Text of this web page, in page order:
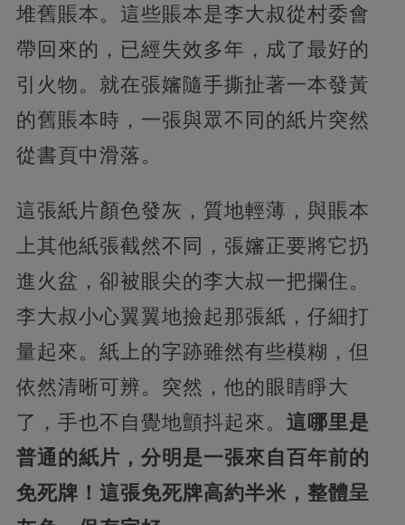
堆舊賬本。這些賬本是李大叔從村委會
帶回來的，已經失效多年，成了最好的
引火物。就在張嬸隨手撕扯著一本發黃
的舊賬本時，一張與眾不同的紙片突然
從書頁中滑落。
這張紙片顏色發灰，質地輕薄，與賬本
上其他紙張截然不同，張嬸正要將它扔
進火盆，卻被眼尖的李大叔一把攔住。
李大叔小心翼翼地撿起那張紙，仔細打
量起來。紙上的字跡雖然有些模糊，但
依然清晰可辨。突然，他的眼睛睜大
了，手也不自覺地顫抖起來。 這哪里是
普通的紙片，分明是一張來自百年前的
免死牌！這張免死牌高約半米，整體呈